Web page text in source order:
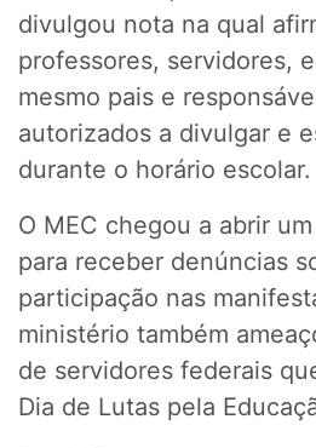
divulgou nota na qual
professores, servidores,
mesmo pais e
autorizados a divulgar e
durante o horário escolar.
O MEC chegou a abrir
para receber denúncias
participação nas
ministério também
de servidores federais
Dia de Lutas pela